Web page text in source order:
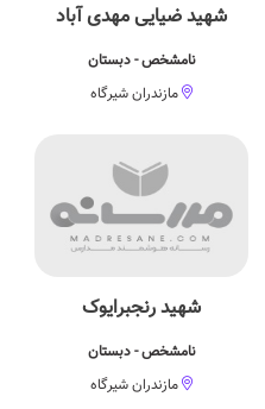
شهید ضیایی مهدی آباد
نامشخص - دبستان
مازندران شیرگاه
شهید رنجبرایوک
نامشخص - دبستان
مازندران شیرگاه